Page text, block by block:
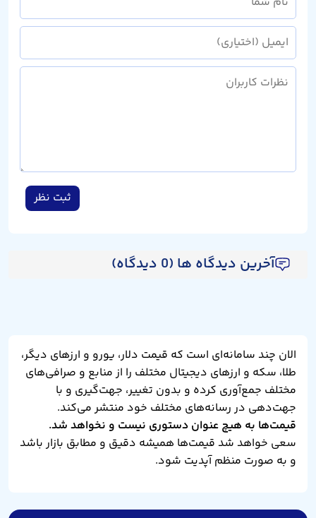
ثبت نظر
آخرین دیدگاه ها (0 دیدگاه)
الان چند سامانه‌ای است که قیمت دلار، یورو و ارزهای دیگر،
طلا، سکه و ارزهای دیجیتال مختلف را از منابع و صرافی‌های
مختلف جمع‌آوری کرده و بدون تغییر، جهت‌گیری و با
جهت‌دهی در رسانه‌های مختلف خود منتشر می‌کند.
قیمت‌ها به هیچ عنوان دستوری نیست و نخواهد شد.
سعی خواهد شد قیمت‌ها همیشه دقیق و مطابق بازار باشد
و به صورت منظم آپدیت شود.